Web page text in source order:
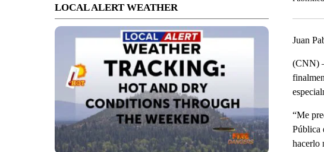
LOCAL ALERT WEATHER
Juan
(CNN)
“Me
Pública
hacerlo